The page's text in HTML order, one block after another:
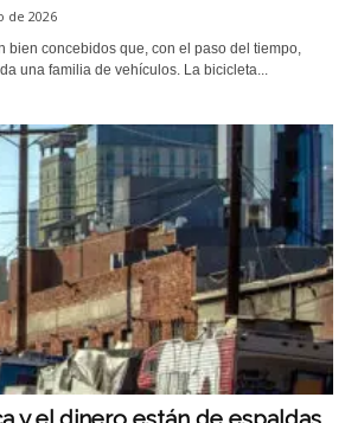
de 2026
bien concebidos que, con el paso del tiempo,
una familia de vehículos. La bicicleta...